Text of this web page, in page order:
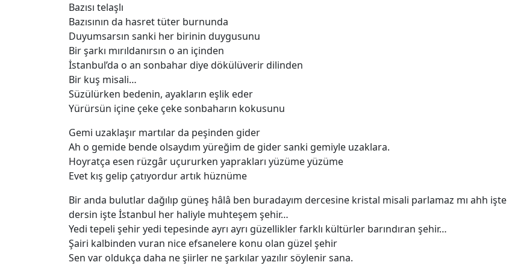
Bazısı telaşlı
Bazısının da hasret tüter burnunda
Duyumsarsın sanki her birinin duygusunu
Bir şarkı mırıldanırsın o an içinden
İstanbul’da o an sonbahar diye dökülüverir dilinden
Bir kuş misali…
Süzülürken bedenin, ayakların eşlik eder
Yürürsün içine çeke çeke sonbaharın kokusunu
Gemi uzaklaşır martılar da peşinden gider
Ah o gemide bende olsaydım yüreğim de gider sanki gemiyle uzaklara.
Hoyratça esen rüzgâr uçururken yaprakları yüzüme yüzüme
Evet kış gelip çatıyordur artık hüznüme
Bir anda bulutlar dağılıp güneş hâlâ ben buradayım dercesine kristal misali parlamaz mı ahh işte
dersin işte İstanbul her haliyle muhteşem şehir…
Yedi tepeli şehir yedi tepesinde ayrı ayrı güzellikler farklı kültürler barındıran şehir…
Şairi kalbinden vuran nice efsanelere konu olan güzel şehir
Sen var oldukça daha ne şiirler ne şarkılar yazılır söylenir sana.